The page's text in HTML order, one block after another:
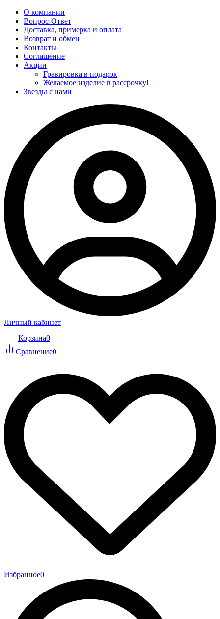
О компании
Вопрос-Ответ
Доставка, примерка и оплата
Возврат и обмен
Контакты
Соглашение
Акции
Гравировка в подарок
Желаемое изделие в рассрочку!
Звезды с нами
Личный кабинет
Корзина0
Сравнение0
Избранное0